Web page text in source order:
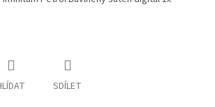
SDÍLET